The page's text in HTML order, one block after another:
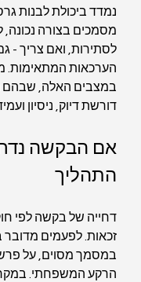
נמדד ביכולת לבנות
מסמכים בצורה נכונה,
לסתירות, ואם צריך -
הערכאות המתאימות.
במצבים האלה, שבהם
דורשת דיוק, ניסיון
אם הבקשה
התהליך
דחייה של בקשה לפי
זכאות. לפעמים
במסמך מסוים, על
הרקע המשפחתי.